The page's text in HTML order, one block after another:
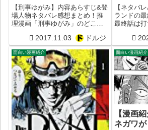
め度を考察レビュー【井浦
秀夫】
【刑事ゆがみ】内容あらすじ&登
場人物ネタバレ感想まとめ！推
理漫画「刑事ゆがみ」のどこが
してみた！作者は井浦秀夫。掲
載雑誌はビッグコミックオリジ
ナル。出版社は小学館。
2017.11.03 ドルジ
切り？
ーは？ご
末コメン
どい？
【ネタバ
ランドの
最終話は
最後は？
ストの巻
してる？
め】
面白い漫画紹介 面白い漫画紹介
【漫画
ネガワ